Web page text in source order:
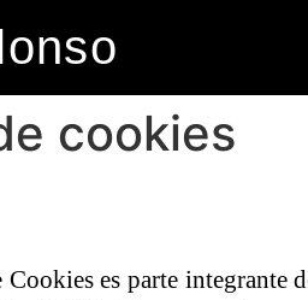
cookies
es parte integrante